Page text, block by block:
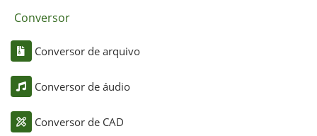
Conversor
Conversor de arquivo
Conversor de áudio
Conversor de CAD